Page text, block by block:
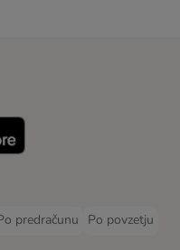
Method
Payment Method
predračunu
predračunu Payment Method
Po povzetju
Po povzetju